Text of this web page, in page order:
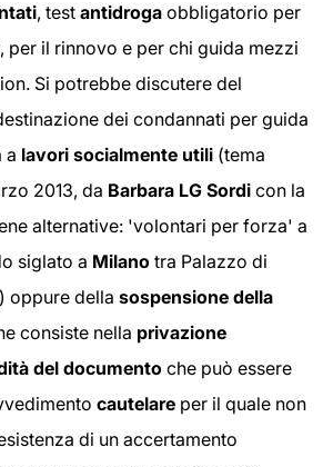
, test antidroga obbligatorio per
per il rinnovo e per chi guida mezzi
Si potrebbe discutere del
dei condannati per guida
a lavori socialmente utili (tema
2013, da Barbara LG Sordi con la
alternative: 'volontari per forza' a
siglato a Milano tra Palazzo di
oppure della sospensione della
consiste nella privazione
del documento che può essere
cautelare per il quale non
di un accertamento